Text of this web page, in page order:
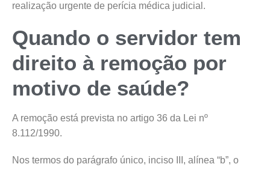
realização urgente de perícia médica judicial.
Quando o servidor tem
direito à remoção por
motivo de saúde?
A remoção está prevista no artigo 36 da Lei nº
8.112/1990.
Nos termos do parágrafo único, inciso III, alínea “b”, o